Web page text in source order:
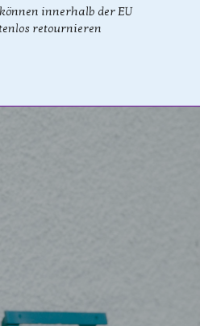
innerhalb der EU
retournieren